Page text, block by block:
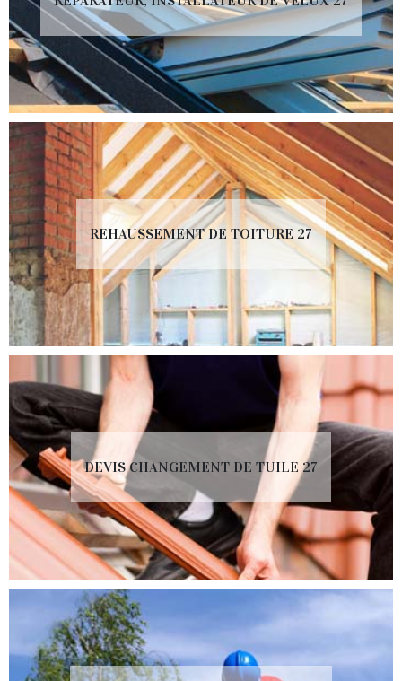
REHAUSSEMENT DE TOITURE 27
DEVIS CHANGEMENT DE TUILE 27